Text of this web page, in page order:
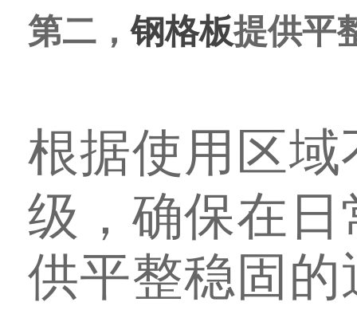
第二，钢格板提供平
根据使用区域
级，确保在
供平整稳固